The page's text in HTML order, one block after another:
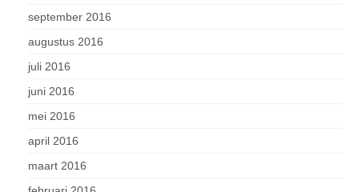
september 2016
augustus 2016
juli 2016
juni 2016
mei 2016
april 2016
maart 2016